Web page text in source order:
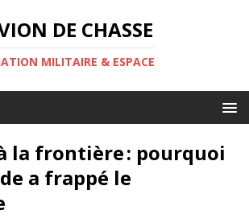
DE CHASSE
MILITAIRE & ESPACE
la frontière : pourquoi
a frappé le